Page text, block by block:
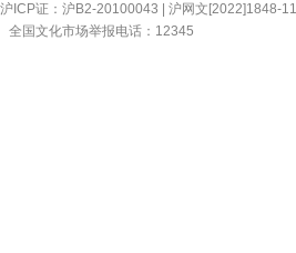
沪ICP证：沪B2-20100043 | 沪网文[2022]1848-
全国文化市场举报电话：12345